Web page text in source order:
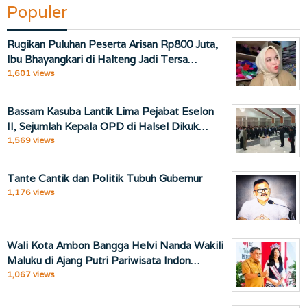
Populer
Rugikan Puluhan Peserta Arisan Rp800 Juta,
Ibu Bhayangkari di Halteng Jadi Tersa…
1,601 views
Bassam Kasuba Lantik Lima Pejabat Eselon
II, Sejumlah Kepala OPD di Halsel Dikuk…
1,569 views
Tante Cantik dan Politik Tubuh Gubernur
1,176 views
Wali Kota Ambon Bangga Helvi Nanda Wakili
Maluku di Ajang Putri Pariwisata Indon…
1,067 views